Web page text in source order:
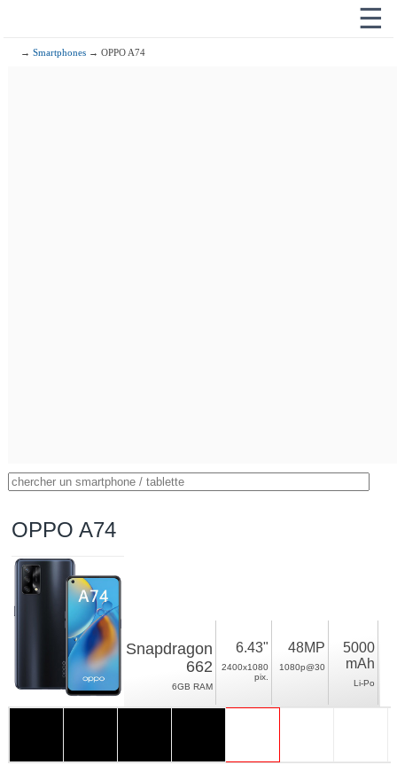
☰
→Smartphones → OPPO A74
OPPO A74
Snapdragon
662
6GB RAM
6.43"
2400x1080
pix.
48MP
1080p@30
5000
mAh
Li-Po